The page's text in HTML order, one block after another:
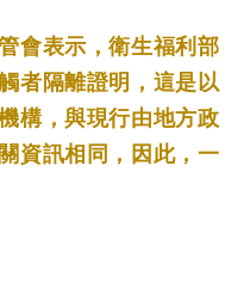
會表示，衛生福利部
者隔離證明，這是以
構，與現行由地方政
資訊相同，因此，一